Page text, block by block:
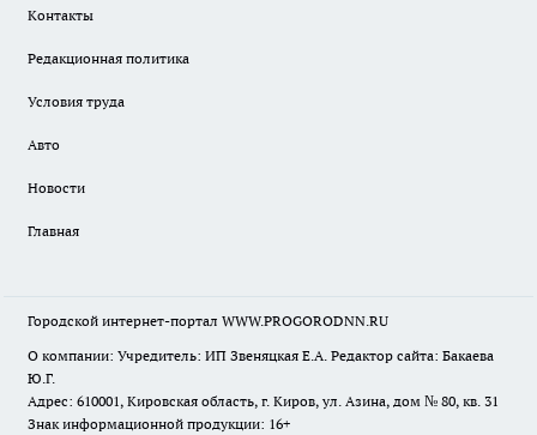
Контакты
Редакционная политика
Условия труда
Авто
Новости
Главная
Городской интернет-портал WWW.PROGORODNN.RU
О компании: Учредитель: ИП Звеняцкая Е.А. Редактор сайта: Бакаева
Ю.Г.
Адрес: 610001, Кировская область, г. Киров, ул. Азина, дом № 80, кв. 31
Знак информационной продукции: 16+